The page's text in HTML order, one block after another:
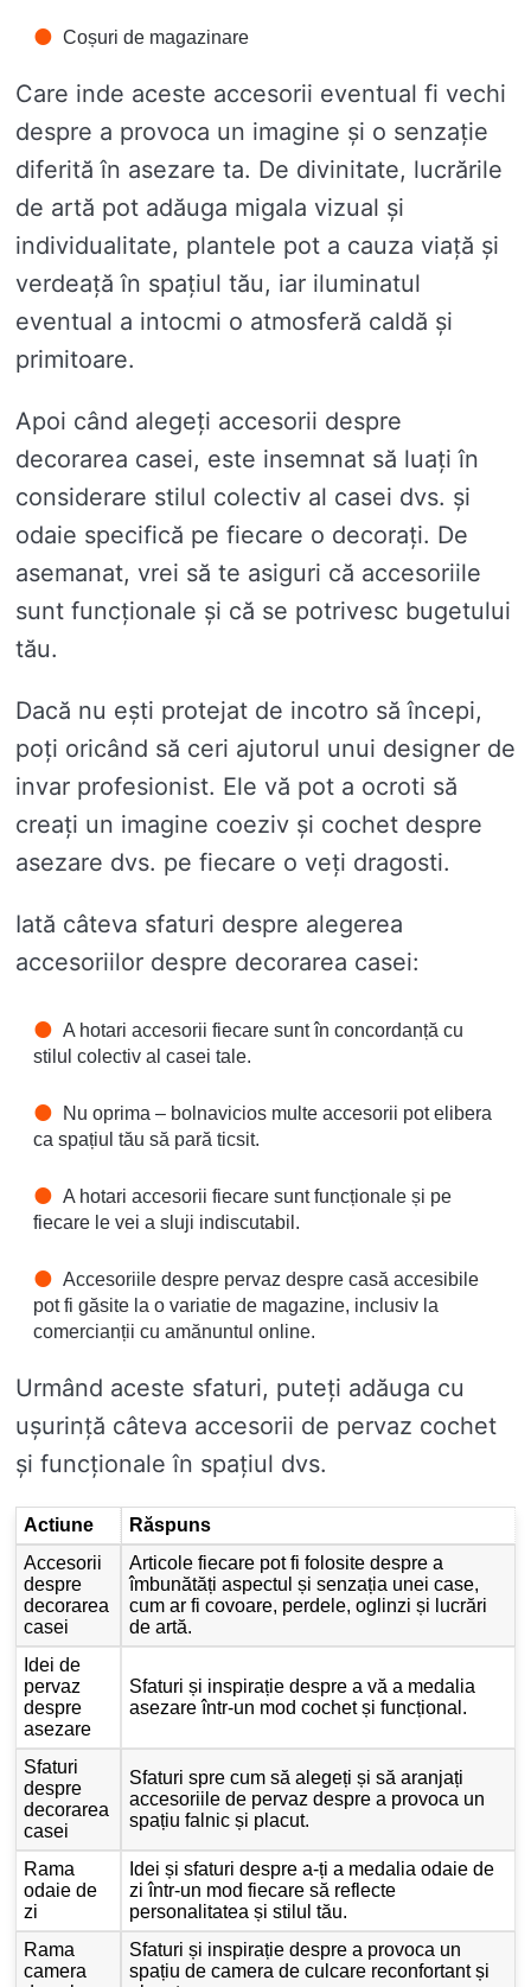
Coșuri de magazinare
Care inde aceste accesorii eventual fi vechi
despre a provoca un imagine și o senzație
diferită în asezare ta. De divinitate, lucrările
de artă pot adăuga migala vizual și
individualitate, plantele pot a cauza viață și
verdeață în spațiul tău, iar iluminatul
eventual a intocmi o atmosferă caldă și
primitoare.
Apoi când alegeți accesorii despre
decorarea casei, este insemnat să luați în
considerare stilul colectiv al casei dvs. și
odaie specifică pe fiecare o decorați. De
asemanat, vrei să te asiguri că accesoriile
sunt funcționale și că se potrivesc bugetului
tău.
Dacă nu ești protejat de incotro să începi,
poți oricând să ceri ajutorul unui designer de
invar profesionist. Ele vă pot a ocroti să
creați un imagine coeziv și cochet despre
asezare dvs. pe fiecare o veți dragosti.
Iată câteva sfaturi despre alegerea
accesoriilor despre decorarea casei:
A hotari accesorii fiecare sunt în concordanță cu
stilul colectiv al casei tale.
Nu oprima – bolnavicios multe accesorii pot elibera
ca spațiul tău să pară ticsit.
A hotari accesorii fiecare sunt funcționale și pe
fiecare le vei a sluji indiscutabil.
Accesoriile despre pervaz despre casă accesibile
pot fi găsite la o variatie de magazine, inclusiv la
comercianții cu amănuntul online.
Urmând aceste sfaturi, puteți adăuga cu
ușurință câteva accesorii de pervaz cochet
și funcționale în spațiul dvs.
Actiune
Răspuns
Accesorii
despre
decorarea
casei
Articole fiecare pot fi folosite despre a
îmbunătăți aspectul și senzația unei case,
cum ar fi covoare, perdele, oglinzi și lucrări
de artă.
Idei de
pervaz
despre
asezare
Sfaturi și inspirație despre a vă a medalia
asezare într-un mod cochet și funcțional.
Sfaturi
despre
decorarea
casei
Sfaturi spre cum să alegeți și să aranjați
accesoriile de pervaz despre a provoca un
spațiu falnic și placut.
Rama
odaie de
zi
Idei și sfaturi despre a-ți a medalia odaie de
zi într-un mod fiecare să reflecte
personalitatea și stilul tău.
Rama
camera
Sfaturi și inspirație despre a provoca un
spațiu de camera de culcare reconfortant și